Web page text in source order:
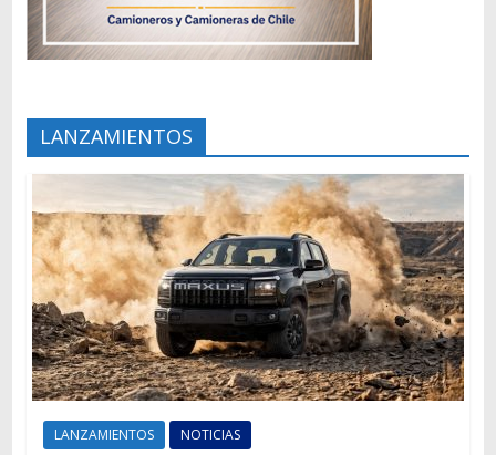
LANZAMIENTOS
LANZAMIENTOS NOTICIAS